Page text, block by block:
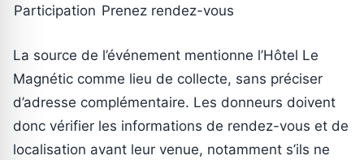
Participation Prenez rendez-vous
La source de l’événement mentionne l’Hôtel Le
Magnétic comme lieu de collecte, sans préciser
d’adresse complémentaire. Les donneurs doivent
donc vérifier les informations de rendez-vous et de
localisation avant leur venue, notamment s’ils ne